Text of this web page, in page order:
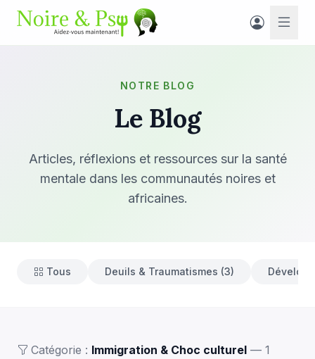
NOTRE BLOG
Le Blog
Articles, réflexions et ressources sur la santé
mentale dans les communautés noires et
africaines.
Tous Deuils & Traumatismes (3)
Catégorie : Immigration & Choc culturel — 1